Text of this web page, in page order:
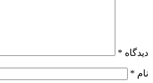
دیدگاه *
نام *